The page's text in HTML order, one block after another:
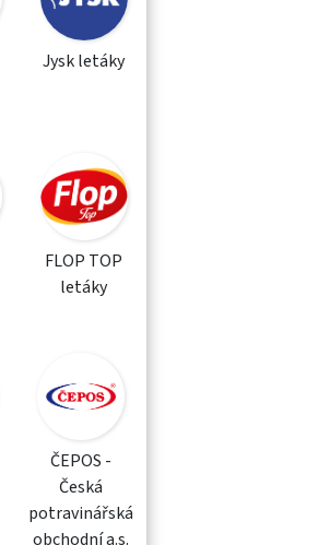
Jysk letáky
FLOP TOP
letáky
ČEPOS -
Česká
potravinářská
obchodní a.s.